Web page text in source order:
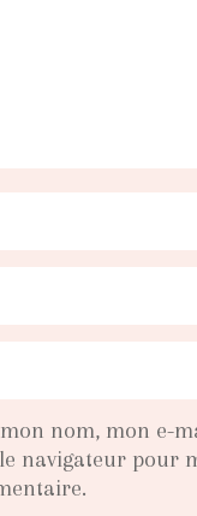
nom, mon e-
navigateur pour